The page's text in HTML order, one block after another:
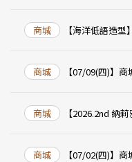
商城 【海洋低語造型】
商城 【07/09(四)】
商城 【2026.2nd 納
商城 【07/02(四)】